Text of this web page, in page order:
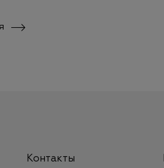
Контакты